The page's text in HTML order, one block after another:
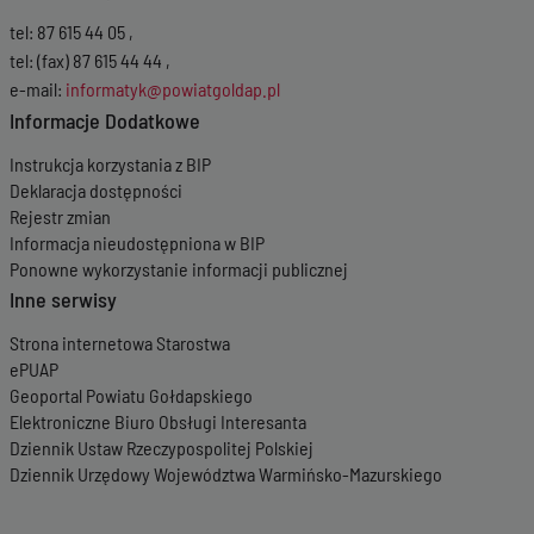
tel: 87 615 44 05 ,
tel: (fax) 87 615 44 44 ,
e-mail: informatyk@powiatgoldap.pl
Informacje Dodatkowe
Instrukcja korzystania z BIP
Deklaracja dostępności
Rejestr zmian
Informacja nieudostępniona w BIP
Ponowne wykorzystanie informacji publicznej
Inne serwisy
Strona internetowa Starostwa
ePUAP
Geoportal Powiatu Gołdapskiego
Elektroniczne Biuro Obsługi Interesanta
Dziennik Ustaw Rzeczypospolitej Polskiej
Dziennik Urzędowy Województwa Warmińsko-Mazurskiego